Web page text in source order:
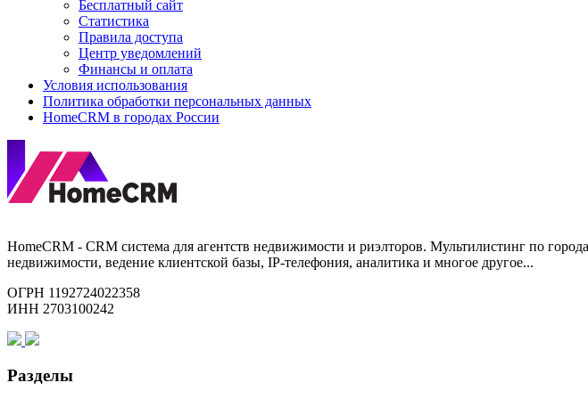
Бесплатный сайт
Статистика
Правила доступа
Центр уведомлений
Финансы и оплата
Условия использования
Политика обработки персональных данных
HomeCRM в городах России
HomeCRM - CRM система для агентств недвижимости и риэлторов. Мультилистинг по
недвижимости, ведение клиентской базы, IP-телефония, аналитика и многое другое...
ОГРН 1192724022358
ИНН 2703100242
Разделы